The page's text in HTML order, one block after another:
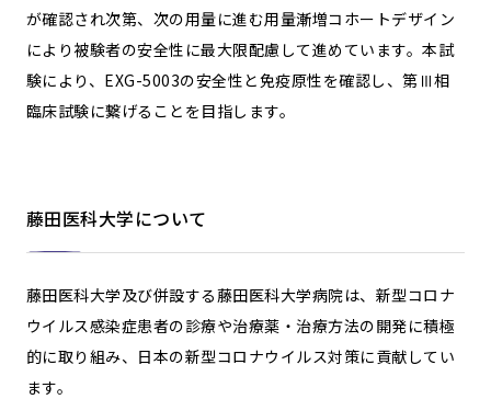
が確認され次第、次の用量に進む用量漸増コホートデザイン
により被験者の安全性に最大限配慮して進めています。本試
験により、EXG-5003の安全性と免疫原性を確認し、第Ⅲ相
臨床試験に繋げることを目指します。
藤田医科大学について
藤田医科大学及び併設する藤田医科大学病院は、新型コロナ
ウイルス感染症患者の診療や治療薬・治療方法の開発に積極
的に取り組み、日本の新型コロナウイルス対策に貢献してい
ます。